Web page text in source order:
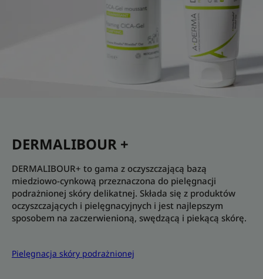
DERMALIBOUR +
DERMALIBOUR+ to gama z oczyszczającą bazą
miedziowo-cynkową przeznaczona do pielęgnacji
podrażnionej skóry delikatnej. Składa się z produktów
oczyszczających i pielęgnacyjnych i jest najlepszym
sposobem na zaczerwienioną, swędzącą i piekącą skórę.
Pielęgnacja skóry podrażnionej